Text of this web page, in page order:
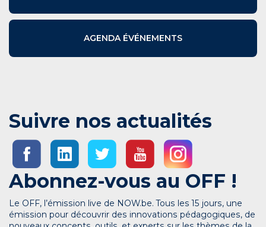
AGENDA ÉVÉNEMENTS
Suivre nos actualités
Abonnez-vous au OFF !
Le OFF, l’émission live de NOW.be. Tous les 15 jours, une
émission pour découvrir des innovations pédagogiques, de